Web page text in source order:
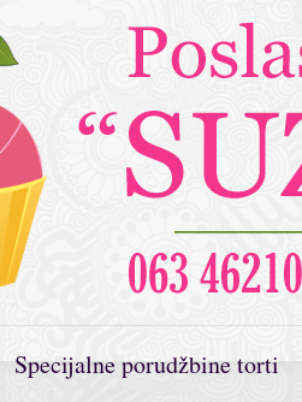
Specijalne porudžbine torti